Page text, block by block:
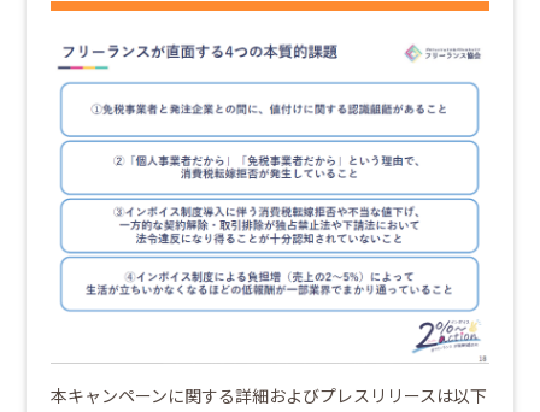
本キャンペーンに関する詳細およびプレスリリースは以下